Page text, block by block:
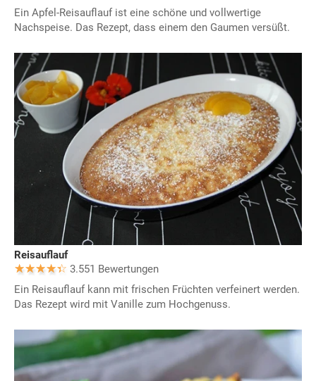
Ein Apfel-Reisauflauf ist eine schöne und vollwertige
Nachspeise. Das Rezept, dass einem den Gaumen versüßt.
Reisauflauf
3.551 Bewertungen
Ein Reisauflauf kann mit frischen Früchten verfeinert werden.
Das Rezept wird mit Vanille zum Hochgenuss.